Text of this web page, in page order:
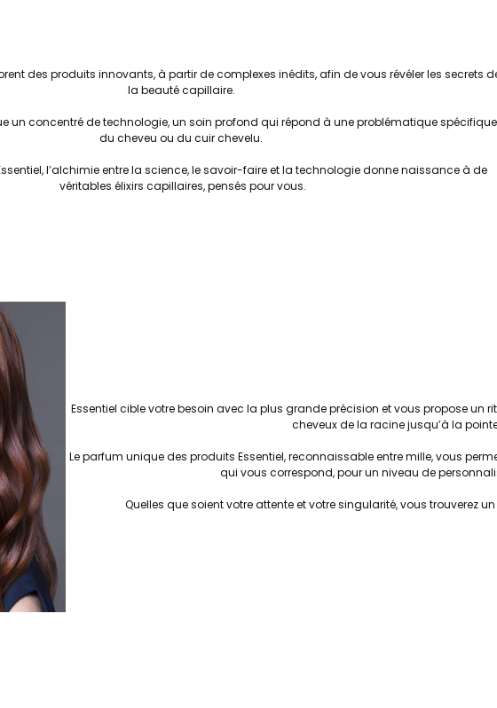
des produits innovants, à partir de complexes inédits, afin de vous révéler les secrets
la beauté capillaire.
un concentré de technologie, un soin profond qui répond à une problématique spécifique
du cheveu ou du cuir chevelu.
l’alchimie entre la science, le savoir-faire et la technologie donne naissance à de
véritables élixirs capillaires, pensés pour vous.
Essentiel cible votre besoin avec la plus grande précision et vous propose un
cheveux de la racine jusqu’à la
Le parfum unique des produits Essentiel, reconnaissable entre mille, vous
qui vous correspond, pour un niveau de
Quelles que soient votre attente et votre singularité, vous trouverez